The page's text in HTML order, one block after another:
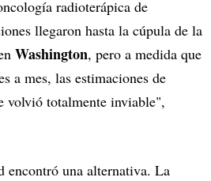
radioterápica de
llegaron hasta la cúpula de la
Washington, pero a medida que
a mes, las estimaciones de
volvió totalmente inviable",
encontró una alternativa. La